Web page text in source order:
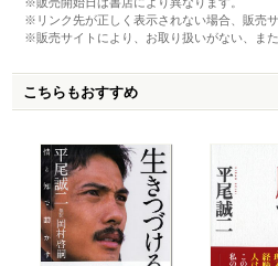
※リンク先が正しく表示されない場合、販売
※販売サイトにより、お取り扱いがない、ま
こちらもおすすめ